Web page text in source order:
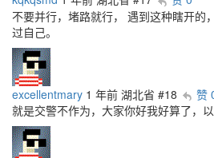
不要并行，堵路就行， 遇到这种瞎开的
过自己。
excellentmary 1 年前 湖北省 #18
赞
就是交警不作为，大家你好我好算了，